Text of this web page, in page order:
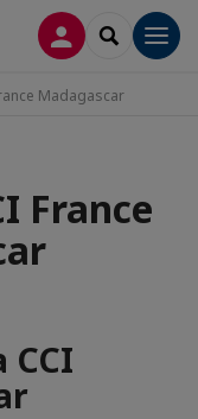
CONNEXION
Madagascar
France
CCI